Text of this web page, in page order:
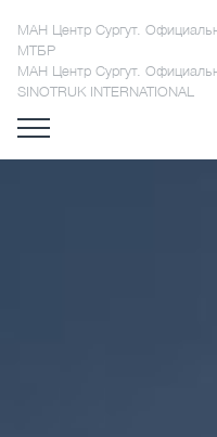
МАН Центр Сургут.
МТБР
МАН Центр Сургут.
SINOTRUK INTERNATIONAL